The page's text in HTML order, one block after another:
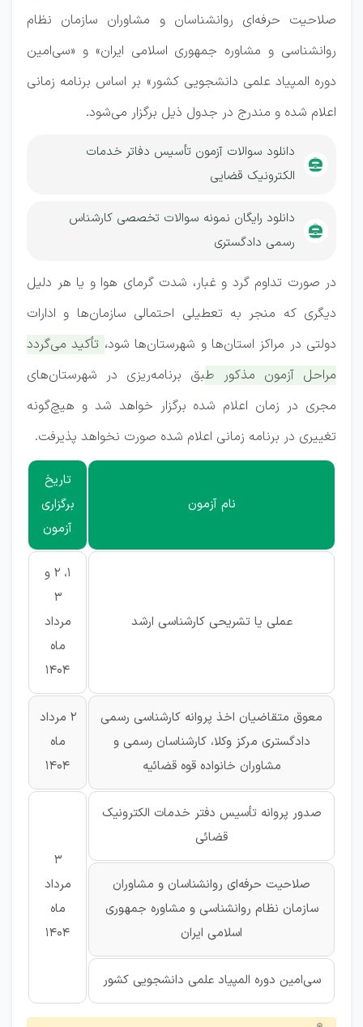
صلاحیت حرفه‌ای‌ روانشناسان و مشاوران سازمان نظام
روانشناسی و مشاوره جمهوری اسلامی ایران» و «سی‌امین
دوره المپیاد علمی دانشجویی کشور» بر اساس برنامه زمانی
اعلام شده و مندرج در جدول ذیل برگزار می‌شود.
دانلود سوالات آزمون تأسیس دفاتر خدمات
الکترونیک قضایی
دانلود رایگان نمونه سوالات تخصصی کارشناس
رسمی دادگستری
در صورت تداوم گرد و غبار، شدت گرمای هوا و یا هر دلیل
دیگری که منجر به تعطیلی احتمالی سازمان‌ها و ادارات
دولتی در مراکز استان‌ها و شهرستان‌ها شود، تأکید می‌گردد
مراحل آزمون مذکور طبق برنامه‌ریزی در شهرستان‌های
مجری در زمان اعلام شده برگزار خواهد شد و هیچ‌گونه
تغییری در برنامه زمانی اعلام شده صورت نخواهد پذیرفت.
نام آزمون
تاریخ
برگزاری
آزمون
عملی یا تشریحی کارشناسی ارشد
1، 2 و
3
مرداد
ماه
1404
معوق متقاضیان اخذ پروانه کارشناسی رسمی
دادگستری مرکز وکلا، کارشناسان رسمی و
مشاوران خانواده قوه قضائیه
2 مرداد
ماه
1404
صدور پروانه تأسیس دفتر خدمات الکترونیک
قضائی
3
مرداد
ماه
1404
صلاحیت حرفه‌ای‌ روانشناسان و مشاوران
سازمان نظام روانشناسی و مشاوره جمهوری
اسلامی ایران
سی‌امین دوره المپیاد علمی دانشجویی کشور